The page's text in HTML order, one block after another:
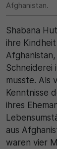
Afghanistan.
Shabana
ihre
musste. Als
Kenntnisse
ihres
aus
waren vier